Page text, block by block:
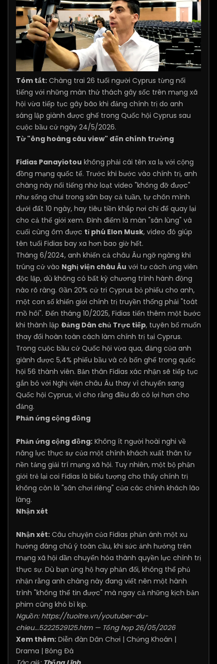
Tóm tắt: Chàng trai 26 tuổi người Cyprus từng nổi
tiếng với những màn thử thách gây sốc trên mạng xã
hội vừa tiếp tục gây bão khi đảng chính trị do anh
sáng lập giành được ghế trong Quốc hội Cyprus sau
cuộc bầu cử ngày 24/5/2026.
Từ "ông hoàng câu view" đến chính trường
Fidias Panayiotou không phải cái tên xa lạ với cộng
đồng mạng quốc tế. Trước khi bước vào chính trị, anh
chàng này nổi tiếng nhờ loạt video "không đỡ được"
như sống chui trong sân bay cả tuần, tự chôn mình
dưới đất 10 ngày, hay tiêu tiền khắp nơi chỉ để quay lại
cho cả thế giới xem. Đỉnh điểm là màn "săn lùng" và
cuối cùng ôm được tỉ phú Elon Musk, video đó giúp
tên tuổi Fidias bay xa hơn bao giờ hết.
Tháng 6/2024, anh khiến cả châu Âu ngỡ ngàng khi
trúng cử vào Nghị viện châu Âu với tư cách ứng viên
độc lập, dù không có bất kỳ chương trình hành động
nào rõ ràng. Gần 20% cử tri Cyprus bỏ phiếu cho anh,
một con số khiến giới chính trị truyền thống phải "toát
mồ hôi". Đến tháng 10/2025, Fidias tiến thêm một bước
khi thành lập Đảng Dân chủ Trực tiếp, tuyên bố muốn
thay đổi hoàn toàn cách làm chính trị tại Cyprus.
Trong cuộc bầu cử Quốc hội vừa qua, đảng của anh
giành được 5,4% phiếu bầu và có bốn ghế trong quốc
hội 56 thành viên. Bản thân Fidias xác nhận sẽ tiếp tục
gắn bó với Nghị viện châu Âu thay vì chuyển sang
Quốc hội Cyprus, vì cho rằng điều đó có lợi hơn cho
đảng.
Phản ứng cộng đồng
Phản ứng cộng đồng: Không ít người hoài nghi về
năng lực thực sự của một chính khách xuất thân từ
nền tảng giải trí mạng xã hội. Tuy nhiên, một bộ phận
giới trẻ lại coi Fidias là biểu tượng cho thấy chính trị
không còn là "sân chơi riêng" của các chính khách lão
làng.
Nhận xét
Nhận xét: Câu chuyện của Fidias phản ánh một xu
hướng đáng chú ý toàn cầu, khi sức ảnh hưởng trên
mạng xã hội dần chuyển hóa thành quyền lực chính trị
thực sự. Dù bạn ủng hộ hay phản đối, không thể phủ
nhận rằng anh chàng này đang viết nên một hành
trình "không thể tin được" mà ngay cả những kịch bản
phim cũng khó bì kịp.
Nguồn: https://tuoitre.vn/youtuber-du-
chieu...5222529125.htm— Tổng hợp 26/05/2026
Xem thêm: Diễn đàn Dân Chơi | Chứng Khoán |
Drama | Bóng Đá